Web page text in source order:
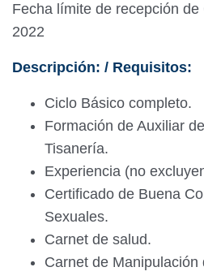
Fecha límite de recepción
2022
Descripción: / Requisitos:
Ciclo Básico completo.
Formación de Auxiliar
Tisanería.
Experiencia (no
Certificado de Buena
Sexuales.
Carnet de salud.
Carnet de Manipulación